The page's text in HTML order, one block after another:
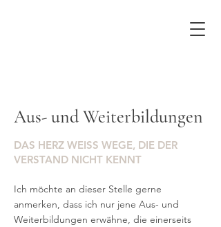
Aus- und Weiterbildungen
DAS HERZ WEISS WEGE, DIE DER
VERSTAND NICHT KENNT
Ich möchte an dieser Stelle gerne
anmerken, dass ich nur jene Aus- und
Weiterbildungen erwähne, die einerseits